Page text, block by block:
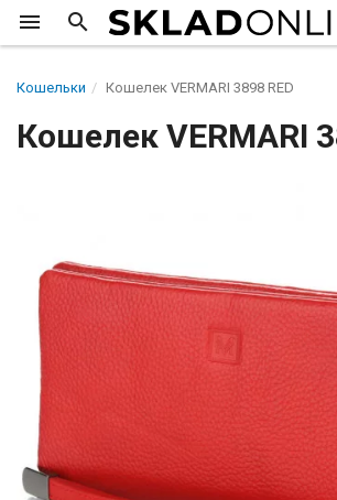
Кошельки Кошелек VERMARI 3898 RED
Кошелек VERMARI